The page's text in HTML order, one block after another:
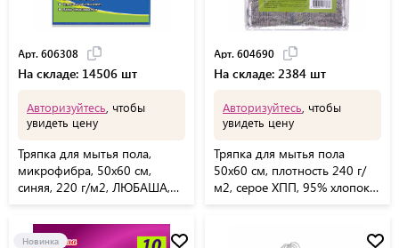
Арт. 606308
На складе: 14506 шт
Авторизуйтесь , чтобы
увидеть цену
Тряпка для мытья пола,
микрофибра, 50х60 см,
синяя, 220 г/м2, ЛЮБАША,
Арт. 604690
На складе: 2384 шт
Авторизуйтесь , чтобы
увидеть цену
Тряпка для мытья пола
50х60 см, плотность 240 г/
м2, серое ХПП, 95% хлопок,
Новинка